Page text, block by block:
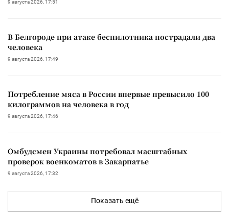
9 августа 2026, 17:51
В Белгороде при атаке беспилотника пострадали два
человека
9 августа 2026, 17:49
Потребление мяса в России впервые превысило 100
килограммов на человека в год
9 августа 2026, 17:46
Омбудсмен Украины потребовал масштабных
проверок военкоматов в Закарпатье
9 августа 2026, 17:32
Показать ещё